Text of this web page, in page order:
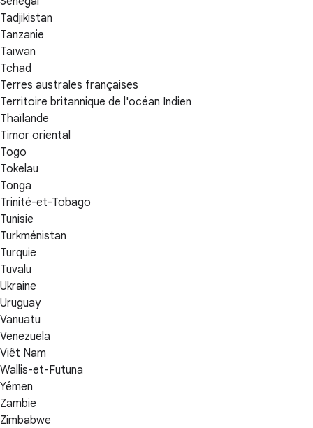
Tadjikistan
Tanzanie
Taïwan
Tchad
Terres australes françaises
Territoire britannique de l'océan Indien
Thaïlande
Timor oriental
Togo
Tokelau
Tonga
Trinité-et-Tobago
Tunisie
Turkménistan
Turquie
Tuvalu
Ukraine
Uruguay
Vanuatu
Venezuela
Viêt Nam
Wallis-et-Futuna
Yémen
Zambie
Zimbabwe